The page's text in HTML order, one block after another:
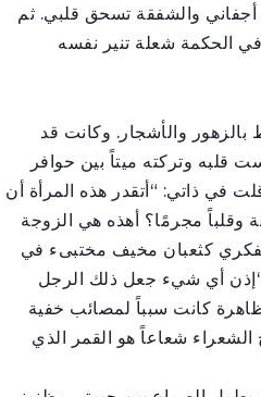
أجفاني والشفقة تسحق قلبي. ثم
في الحكمة شعلة تنير نفسه
بالزهور والأشجار. وكانت قد
وتركته ميتاً بين حوافر
في ذاتي: “أتقدر هذه المرأة أن
وقلباً مجرمًا؟ أهذه هي الزوجة
لفكري كثعبان مخيف مختبىء في
أي شيء جعل ذلك الرجل
كانت سبباً لمصائب خفية
شعاعاً هو القمر الذي